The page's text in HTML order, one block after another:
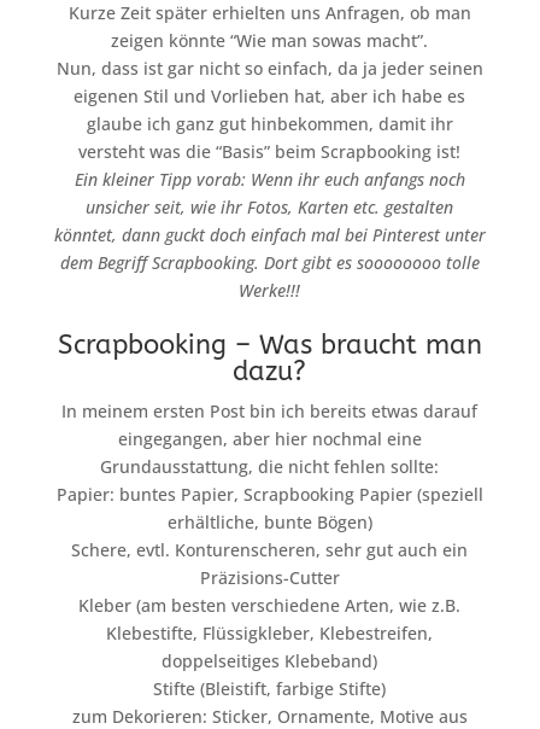
Kurze Zeit später erhielten uns Anfragen, ob man
zeigen könnte “Wie man sowas macht”.
Nun, dass ist gar nicht so einfach, da ja jeder seinen
eigenen Stil und Vorlieben hat, aber ich habe es
glaube ich ganz gut hinbekommen, damit ihr
versteht was die “Basis” beim Scrapbooking ist!
Ein kleiner Tipp vorab: Wenn ihr euch anfangs noch
unsicher seit, wie ihr Fotos, Karten etc. gestalten
könntet, dann guckt doch einfach mal bei Pinterest unter
dem Begriff Scrapbooking. Dort gibt es soooooooo tolle
Werke!!!
Scrapbooking – Was braucht man
dazu?
In meinem ersten Post bin ich bereits etwas darauf
eingegangen, aber hier nochmal eine
Grundausstattung, die nicht fehlen sollte:
Papier: buntes Papier, Scrapbooking Papier (speziell
erhältliche, bunte Bögen)
Schere, evtl. Konturenscheren, sehr gut auch ein
Präzisions-Cutter
Kleber (am besten verschiedene Arten, wie z.B.
Klebestifte, Flüssigkleber, Klebestreifen,
doppelseitiges Klebeband)
Stifte (Bleistift, farbige Stifte)
zum Dekorieren: Sticker, Ornamente, Motive aus